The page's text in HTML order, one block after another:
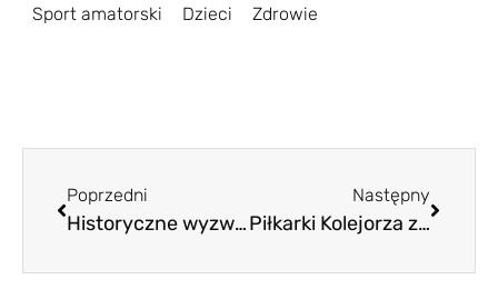
Sport amatorski Dzieci Zdrowie
Poprzedni
Historyczne wyzwanie przed Lechem
Następny
Piłkarki Kolejorza zagrały w Plewiskach